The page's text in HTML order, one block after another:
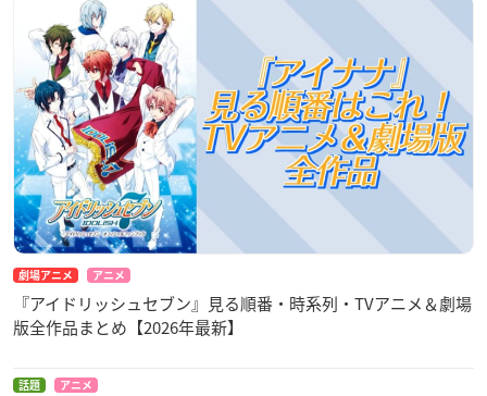
劇場アニメ アニメ
『アイドリッシュセブン』見る順番・時系列・TVアニメ＆劇場
版全作品まとめ【2026年最新】
話題 アニメ